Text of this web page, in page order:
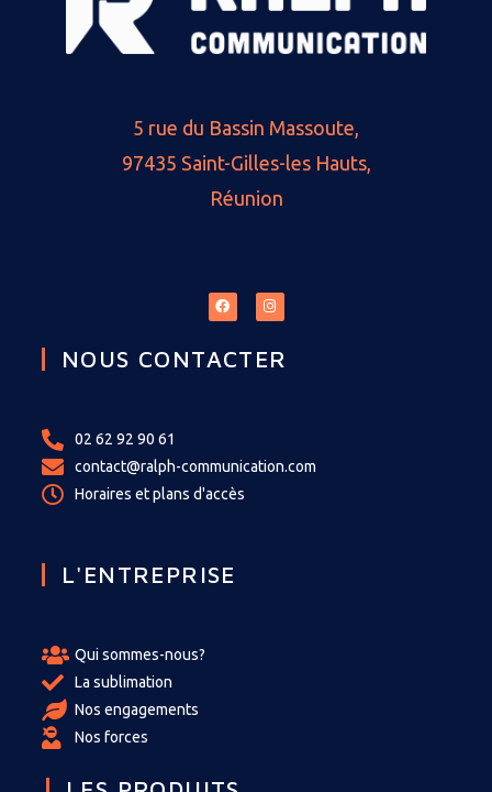
5 rue du Bassin Massoute,
97435 Saint-Gilles-les Hauts,
Réunion
NOUS CONTACTER
02 62 92 90 61
contact@ralph-communication.com
Horaires et plans d'accès
L'ENTREPRISE
Qui sommes-nous?
La sublimation
Nos engagements
Nos forces